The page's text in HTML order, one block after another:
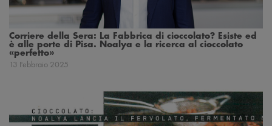
Corriere della Sera: La Fabbrica di cioccolato? Esiste ed
è alle porte di Pisa. Noalya e la ricerca al cioccolato
«perfetto»
13 Febbraio 2025